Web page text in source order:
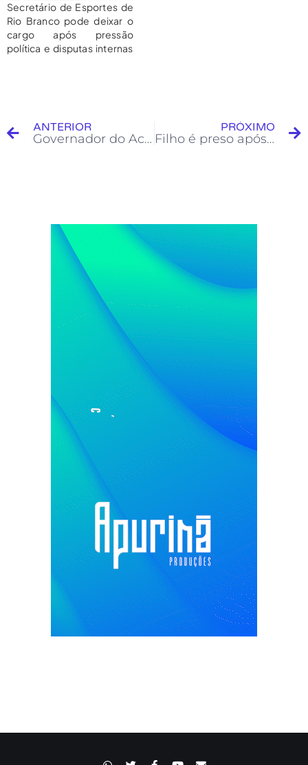
Secretário de Esportes de
Rio Branco pode deixar o
cargo após pressão
política e disputas internas
ANTERIOR
Governador do Acre diz que precisa de “brecha na lei” para atender demandas de sindicatos do Estado
PRÓXIMO
Filho é preso após manter mãe idosa e irmã trancadas em casa sob maus-tratos e condições insalubres